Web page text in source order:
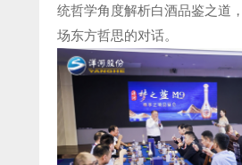
统哲学角度解析白酒品鉴之道
场东方哲思的对话。